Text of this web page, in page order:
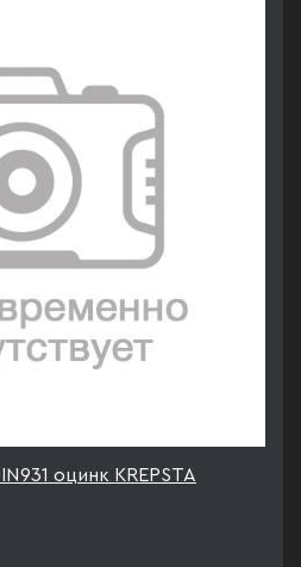
оцинк KREPSTA